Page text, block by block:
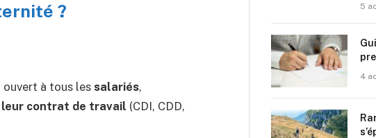
?
ouvert à tous les salariés,
contrat de travail (CDI, CDD,
5
4